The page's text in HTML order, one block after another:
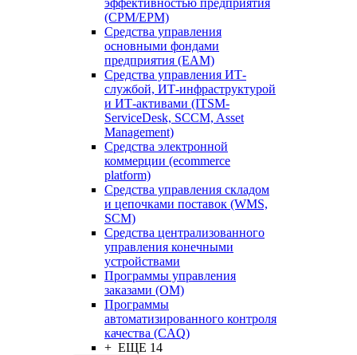
(CPM/EPM)
Средства управления
основными фондами
предприятия (EAM)
Средства управления ИТ-
службой, ИТ-инфраструктурой
и ИТ-активами (ITSM-
ServiceDesk, SCCM, Asset
Management)
Средства электронной
коммерции (ecommerce
platform)
Средства управления складом
и цепочками поставок (WMS,
SCM)
Средства централизованного
управления конечными
устройствами
Программы управления
заказами (OM)
Программы
автоматизированного контроля
качества (CAQ)
+ ЕЩЕ 14